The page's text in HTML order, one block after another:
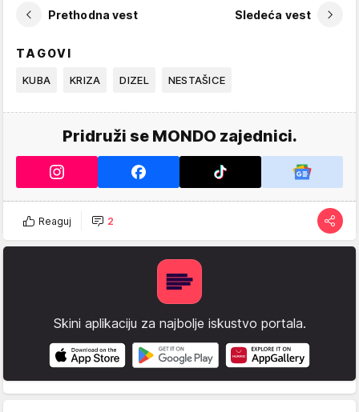
Prethodna vest Sledeća vest
TAGOVI
KUBA KRIZA DIZEL NESTAŠICE
Pridruži se MONDO zajednici.
Reaguj 2
Skini aplikaciju za najbolje iskustvo portala.